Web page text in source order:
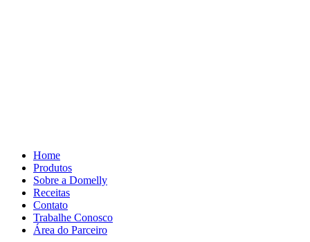
Home
Produtos
Sobre a Domelly
Receitas
Contato
Trabalhe Conosco
Área do Parceiro